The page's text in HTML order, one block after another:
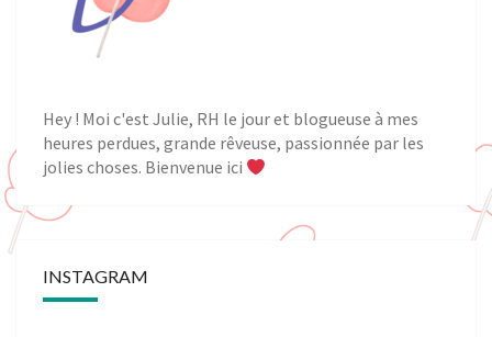
Hey ! Moi c'est Julie, RH le jour et blogueuse à mes
heures perdues, grande rêveuse, passionnée par les
jolies choses. Bienvenue ici
INSTAGRAM